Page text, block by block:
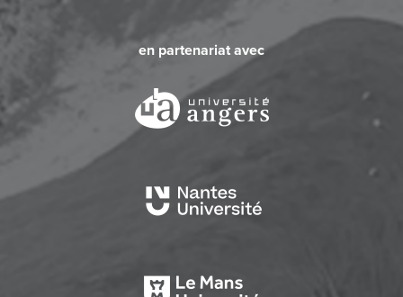
en partenariat avec